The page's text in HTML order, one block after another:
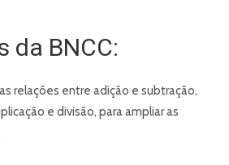
da BNCC:
relações entre adição e subtração,
e divisão, para ampliar as